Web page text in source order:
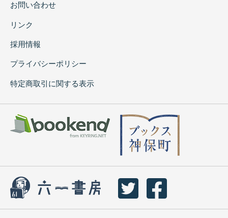
お問い合わせ
リンク
採用情報
プライバシーポリシー
特定商取引に関する表示